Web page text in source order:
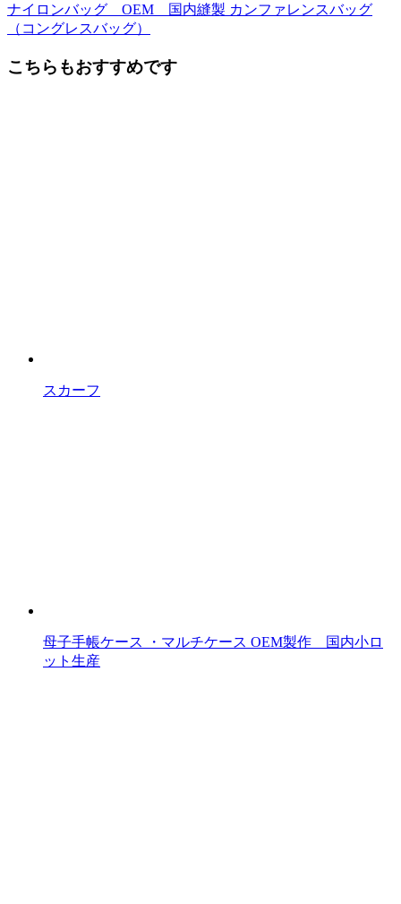
前
後
の
ナイロンバッグ OEM 国内縫製 カンファレンスバッグ
（コングレスバッグ）
こちらもおすすめです
スカーフ
母子手帳ケース ・マルチケース OEM製作 国内小ロ
ット生産